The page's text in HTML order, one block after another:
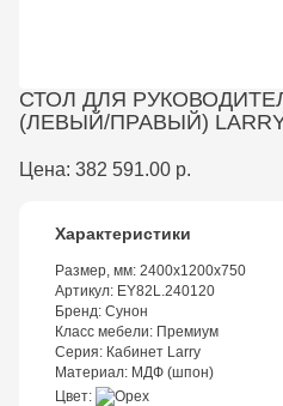
СТОЛ ДЛЯ
(ЛЕВЫЙ/ПРАВЫЙ)
Цена: 382 591.00 р.
Характеристики
Размер, мм: 2400x1200x750
Артикул: EY82L.240120
Бренд: Сунон
Класс мебели: Премиум
Серия: Кабинет Larry
Материал: МДФ (шпон)
Цвет